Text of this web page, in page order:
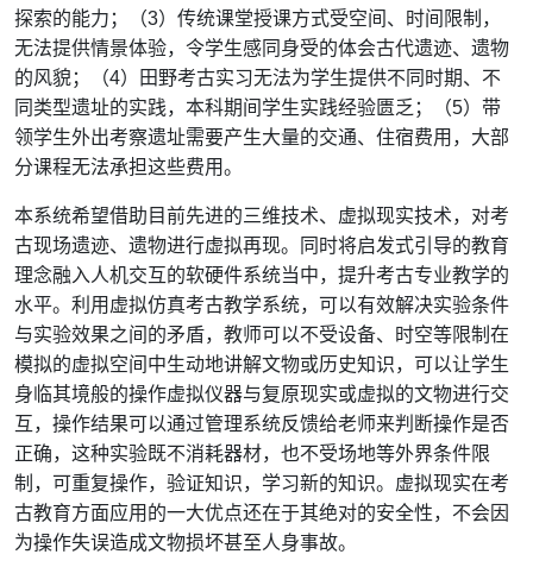
探索的能力；（3）传统课堂授课方式受空间、时间限制，
无法提供情景体验，令学生感同身受的体会古代遗迹、遗物
的风貌；（4）田野考古实习无法为学生提供不同时期、不
同类型遗址的实践，本科期间学生实践经验匮乏；（5）带
领学生外出考察遗址需要产生大量的交通、住宿费用，大部
分课程无法承担这些费用。
本系统希望借助目前先进的三维技术、虚拟现实技术，对考
古现场遗迹、遗物进行虚拟再现。同时将启发式引导的教育
理念融入人机交互的软硬件系统当中，提升考古专业教学的
水平。利用虚拟仿真考古教学系统，可以有效解决实验条件
与实验效果之间的矛盾，教师可以不受设备、时空等限制在
模拟的虚拟空间中生动地讲解文物或历史知识，可以让学生
身临其境般的操作虚拟仪器与复原现实或虚拟的文物进行交
互，操作结果可以通过管理系统反馈给老师来判断操作是否
正确，这种实验既不消耗器材，也不受场地等外界条件限
制，可重复操作，验证知识，学习新的知识。虚拟现实在考
古教育方面应用的一大优点还在于其绝对的安全性，不会因
为操作失误造成文物损坏甚至人身事故。